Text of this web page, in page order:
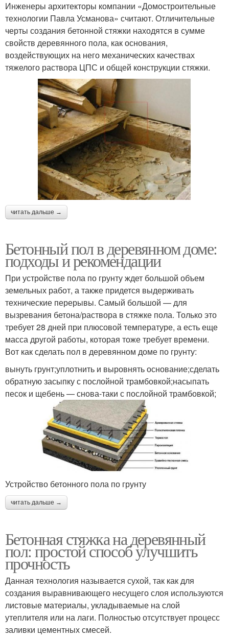
Инженеры архитекторы компании «Домостроительные
технологии Павла Усманова» считают. Отличительные
черты создания бетонной стяжки находятся в сумме
свойств деревянного пола, как основания,
воздействующих на него механических качествах
тяжелого раствора ЦПС и общей конструкции стяжки.
читать дальше →
Бетонный пол в деревянном доме:
подходы и рекомендации
При устройстве пола по грунту ждет большой объем
земельных работ, а также придется выдерживать
технические перерывы. Самый большой — для
вызревания бетона/раствора в стяжке пола. Только это
требует 28 дней при плюсовой температуре, а есть еще
масса другой работы, которая тоже требует времени.
Вот как сделать пол в деревянном доме по грунту:
вынуть грунт;уплотнить и выровнять основание;сделать
обратную засыпку с послойной трамбовкой;насыпать
песок и щебень — снова-таки с послойной трамбовкой;
Устройство бетонного пола по грунту
читать дальше →
Бетонная стяжка на деревянный
пол: простой способ улучшить
прочность
Данная технология называется сухой, так как для
создания выравнивающего несущего слоя используются
листовые материалы, укладываемые на слой
утеплителя или на лаги. Полностью отсутствует процесс
заливки цементных смесей.